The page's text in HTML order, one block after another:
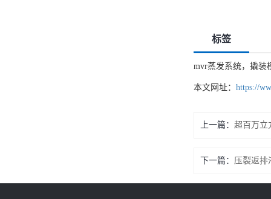
标签
mvr蒸发系统，撬装
本文网址： https://
上一篇： 超百万立
下一篇： 压裂返排